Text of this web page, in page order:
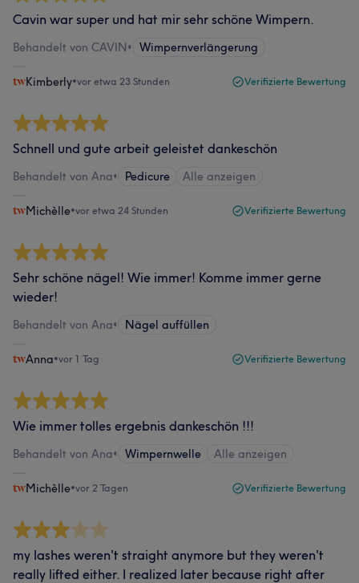
Cavin war super und hat mir sehr schöne Wimpern.
Behandelt von CAVIN• Wimpernverlängerung
Kimberly•vor etwa 23 Stunden Verifizierte Bewertung
Schnell und gute arbeit geleistet dankeschön
Behandelt von Ana• Pedicure Alle anzeigen
Michèlle•vor etwa 24 Stunden Verifizierte Bewertung
Sehr schöne nägel! Wie immer! Komme immer gerne
wieder!
Behandelt von Ana• Nägel auffüllen
Anna•vor 1 Tag Verifizierte Bewertung
Wie immer tolles ergebnis dankeschön !!!
Behandelt von Ana• Wimpernwelle Alle anzeigen
Michèlle•vor 2 Tagen Verifizierte Bewertung
my lashes weren't straight anymore but they weren't
really lifted either. I realized later because right after